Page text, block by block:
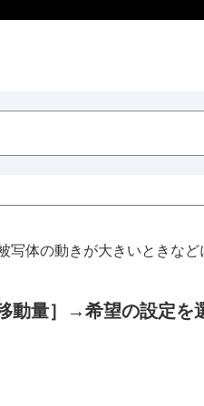
体の動きが大きいときな
動量］ →希望の設定を